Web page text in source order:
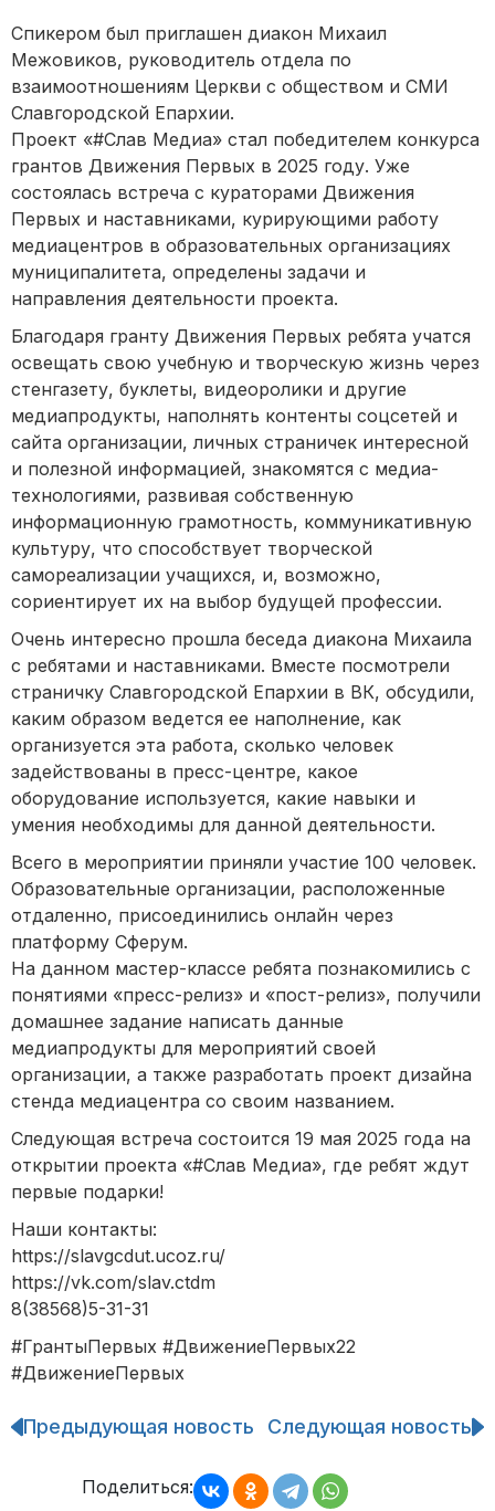
Спикером был приглашен диакон Михаил
Межовиков, руководитель отдела по
взаимоотношениям Церкви с обществом и СМИ
Славгородской Епархии.
Проект «#Слав Медиа» стал победителем конкурса
грантов Движения Первых в 2025 году. Уже
состоялась встреча с кураторами Движения
Первых и наставниками, курирующими работу
медиацентров в образовательных организациях
муниципалитета, определены задачи и
направления деятельности проекта.
Благодаря гранту Движения Первых ребята учатся
освещать свою учебную и творческую жизнь через
стенгазету, буклеты, видеоролики и другие
медиапродукты, наполнять контенты соцсетей и
сайта организации, личных страничек интересной
и полезной информацией, знакомятся с медиа-
технологиями, развивая собственную
информационную грамотность, коммуникативную
культуру, что способствует творческой
самореализации учащихся, и, возможно,
сориентирует их на выбор будущей профессии.
Очень интересно прошла беседа диакона Михаила
с ребятами и наставниками. Вместе посмотрели
страничку Славгородской Епархии в ВК, обсудили,
каким образом ведется ее наполнение, как
организуется эта работа, сколько человек
задействованы в пресс-центре, какое
оборудование используется, какие навыки и
умения необходимы для данной деятельности.
Всего в мероприятии приняли участие 100 человек.
Образовательные организации, расположенные
отдаленно, присоединились онлайн через
платформу Сферум.
На данном мастер-классе ребята познакомились с
понятиями «пресс-релиз» и «пост-релиз», получили
домашнее задание написать данные
медиапродукты для мероприятий своей
организации, а также разработать проект дизайна
стенда медиацентра со своим названием.
Следующая встреча состоится 19 мая 2025 года на
открытии проекта «#Слав Медиа», где ребят ждут
первые подарки!
Наши контакты:
https://slavgcdut.ucoz.ru/
https://vk.com/slav.ctdm
8(38568)5-31-31
#ГрантыПервых #ДвижениеПервых22
#ДвижениеПервых
Навигация
записям
Предыдующая новость Следующая новость
Поделиться: